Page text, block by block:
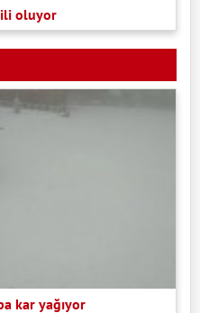
oluyor
kar yağıyor